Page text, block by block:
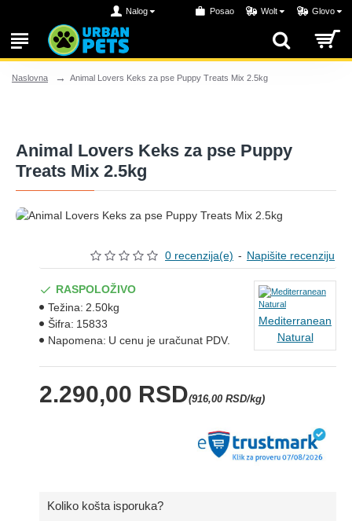
Nalog Posao Wolt Glovo
Naslovna Animal Lovers Keks za pse Puppy Treats Mix 2.5kg
Animal Lovers Keks za pse Puppy
Treats Mix 2.5kg
0 recenzija(e) - Napišite recenziju
2.290,00 RSD(916,00 RSD/kg)
RASPOLOŽIVO
Težina: 2.50kg
Šifra: 15833
Napomena: U cenu je uračunat PDV.
Mediterranean
Natural
Koliko košta isporuka?